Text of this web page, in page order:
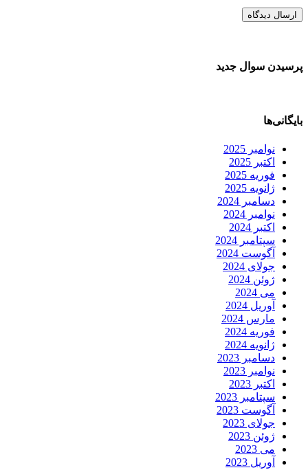
پرسیدن سوال جدید
بایگانی‌ها
نوامبر 2025
اکتبر 2025
فوریه 2025
ژانویه 2025
دسامبر 2024
نوامبر 2024
اکتبر 2024
سپتامبر 2024
آگوست 2024
جولای 2024
ژوئن 2024
می 2024
آوریل 2024
مارس 2024
فوریه 2024
ژانویه 2024
دسامبر 2023
نوامبر 2023
اکتبر 2023
سپتامبر 2023
آگوست 2023
جولای 2023
ژوئن 2023
می 2023
آوریل 2023